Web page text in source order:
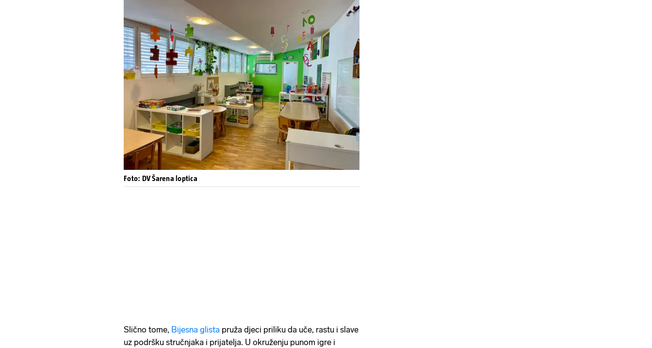
Foto: DV Šarena loptica
Slično tome, Bijesna glista pruža djeci priliku da uče, rastu i slave
uz podršku stručnjaka i prijatelja. U okruženju punom igre i